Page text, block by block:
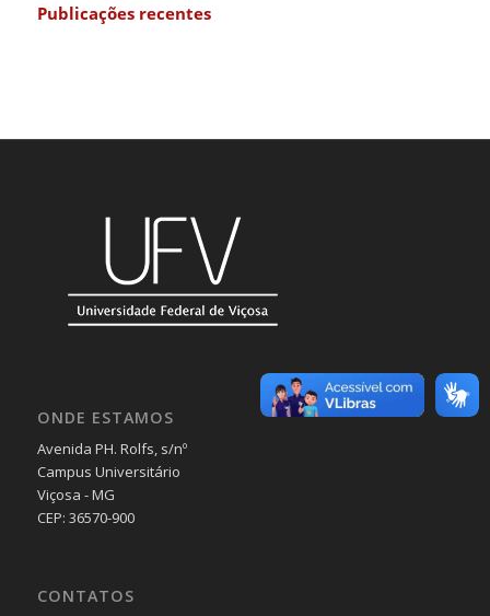
Publicações recentes
ONDE ESTAMOS
Avenida PH. Rolfs, s/nº
Campus Universitário
Viçosa - MG
CEP: 36570-900
CONTATOS